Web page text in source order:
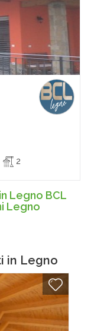
2
Legno BCL
Legno
in Legno